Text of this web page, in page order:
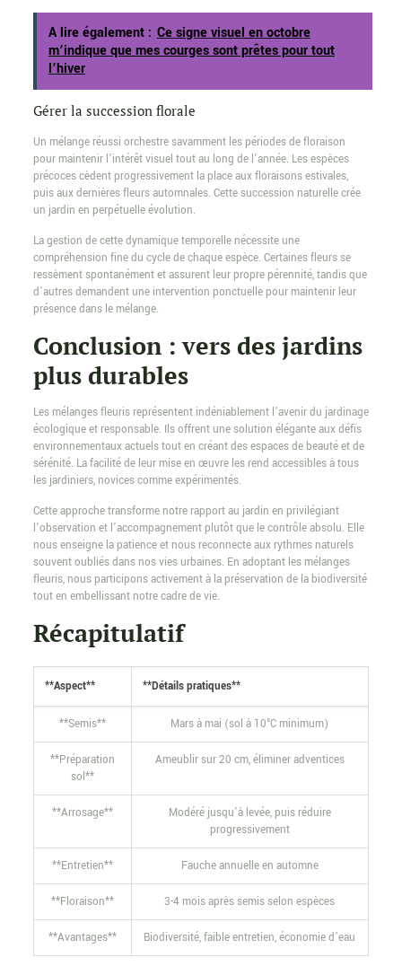
A lire également : Ce signe visuel en octobre
m’indique que mes courges sont prêtes pour tout
l’hiver
Gérer la succession florale
Un mélange réussi orchestre savamment les périodes de floraison
pour maintenir l’intérêt visuel tout au long de l’année. Les espèces
précoces cèdent progressivement la place aux floraisons estivales,
puis aux dernières fleurs automnales. Cette succession naturelle crée
un jardin en perpétuelle évolution.
La gestion de cette dynamique temporelle nécessite une
compréhension fine du cycle de chaque espèce. Certaines fleurs se
ressèment spontanément et assurent leur propre pérennité, tandis que
d’autres demandent une intervention ponctuelle pour maintenir leur
présence dans le mélange.
Conclusion : vers des jardins
plus durables
Les mélanges fleuris représentent indéniablement l’avenir du jardinage
écologique et responsable. Ils offrent une solution élégante aux défis
environnementaux actuels tout en créant des espaces de beauté et de
sérénité. La facilité de leur mise en œuvre les rend accessibles à tous
les jardiniers, novices comme expérimentés.
Cette approche transforme notre rapport au jardin en privilégiant
l’observation et l’accompagnement plutôt que le contrôle absolu. Elle
nous enseigne la patience et nous reconnecte aux rythmes naturels
souvent oubliés dans nos vies urbaines. En adoptant les mélanges
fleuris, nous participons activement à la préservation de la biodiversité
tout en embellissant notre cadre de vie.
Récapitulatif
**Aspect** **Détails pratiques**
**Semis** Mars à mai (sol à 10°C minimum)
**Préparation
sol**
Ameublir sur 20 cm, éliminer adventices
**Arrosage**
Modéré jusqu’à levée, puis réduire
progressivement
**Entretien** Fauche annuelle en automne
**Floraison** 3-4 mois après semis selon espèces
**Avantages** Biodiversité, faible entretien, économie d’eau